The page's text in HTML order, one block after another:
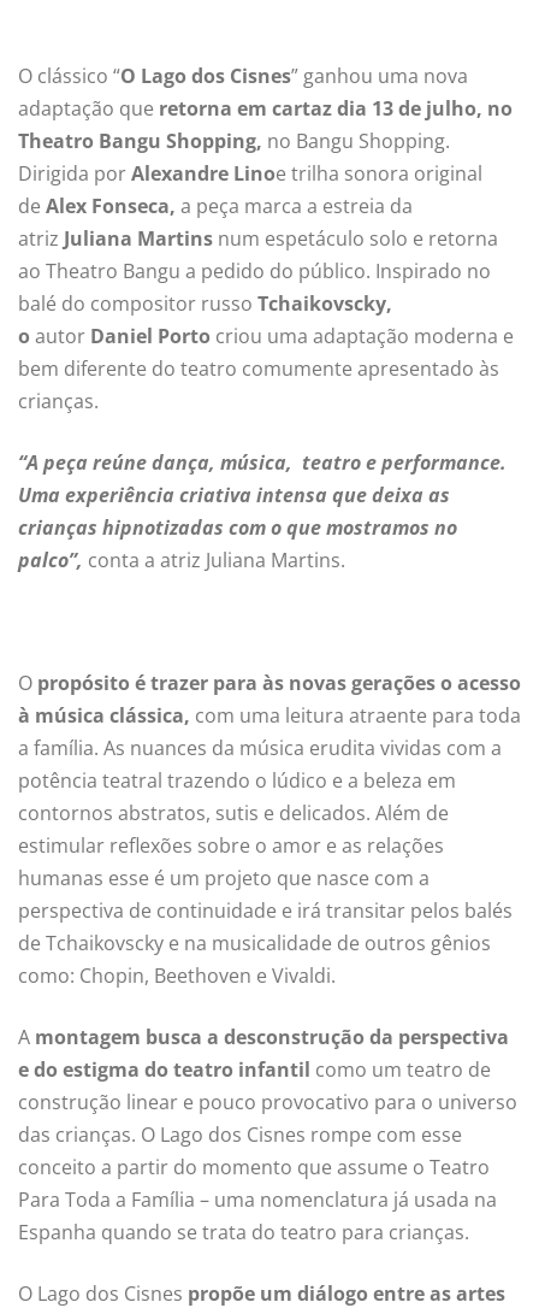
O clássico “O Lago dos Cisnes” ganhou uma nova
adaptação que retorna em cartaz dia 13 de julho, no
Theatro Bangu Shopping, no Bangu Shopping.
Dirigida porAlexandre Linoe trilha sonora original
de Alex Fonseca, a peça marca a estreia da
atriz Juliana Martins num espetáculo solo e retorna
ao Theatro Bangu a pedido do público. Inspirado no
balé do compositor russo Tchaikovscky,
o autor Daniel Porto criou uma adaptação moderna e
bem diferente do teatro comumente apresentado às
crianças.
“A peça reúne dança, música, teatro e performance.
Uma experiência criativa intensa que deixa as
crianças hipnotizadas com o que mostramos no
palco”, conta a atriz Juliana Martins.
O propósito é trazer para às novas gerações o acesso
à música clássica, com uma leitura atraente para toda
a família. As nuances da música erudita vividas com a
potência teatral trazendo o lúdico e a beleza em
contornos abstratos, sutis e delicados. Além de
estimular reflexões sobre o amor e as relações
humanas esse é um projeto que nasce com a
perspectiva de continuidade e irá transitar pelos balés
de Tchaikovscky e na musicalidade de outros gênios
como: Chopin, Beethoven e Vivaldi.
A montagem busca a desconstrução da perspectiva
e do estigma do teatro infantil como um teatro de
construção linear e pouco provocativo para o universo
das crianças. O Lago dos Cisnes rompe com esse
conceito a partir do momento que assume o Teatro
Para Toda a Família – uma nomenclatura já usada na
Espanha quando se trata do teatro para crianças.
O Lago dos Cisnes propõe um diálogo entre as artes